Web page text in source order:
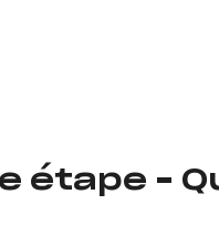
étape –